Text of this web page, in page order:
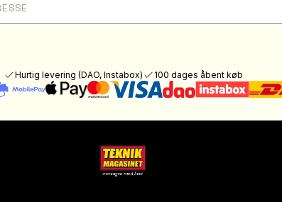
Hurtig levering (DAO, Instabox) 100 dages åbent køb